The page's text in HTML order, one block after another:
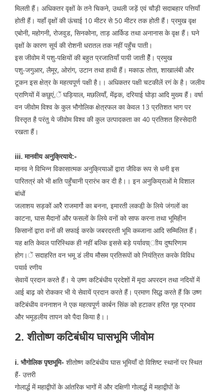
मिलती हैं। अधिकतर वृक्षों के तने चिकने, उथली जड़ें एवं चौड़ी सदाबहार पत्तियाँ
होती हैं। यहॉं वृक्षों की ऊंचाई 10 मीटर से 50 मीटर तक होती हैं। प्रमुख वृक्ष
एबोनी, महोगनी, रोजवुड, सिनकोना, ताड़ आर्किड तथा अनानास के वृक्ष हैं। घने
वृक्षों के कारण सूर्य की रोशनी धरातल तक नहीं पहुँच पाती।
इस जीवोम में पशु-पक्षियों की बहुत प्रजातियाँ पायी जाती हैें। प्रमुख
पशु-जगुआर, लैमूर, ओरांग, उटान तथा हाथी हैं। मकाऊ तोता, शाखालंबी और
टूकन इस क्षेत्र के महत्वपूर्ण पक्षी है।। अधिकतर पक्षी चटकीलें रगं के है। जलीय
प्राणियों में कछुएं,ें घड़ियाल, मछलियाँ, मेंंढ़क, दरियाई घोड़ा आदि मुख्य हैं। वर्षा
वन जीवोम विश्व के कुल भौगोलिक क्षेत्रफल का केवल 13 प्रतिशत भाग पर
विस्तृत है परंतु ये जीवोम विश्व की कुल उत्पादकता का 40 प्रतिशत हिस्सेदारी
रखता हैं।
iii. मानवीय अनुक्रियाये:-
मानव ने विभिन्न विकासात्मक अनुक्रियाओं द्वारा जैविक रूप से धनी इस
पारितत्रं को भी क्षति पहुँचानी प्रारंभ कर दी है।। इन अनुकिय्राओं मे विशाल
बांधों
जलाशय सड़कों आरेै राजमार्गो का बनना, इमारती लकडी़ के लिये जंगलों का
काटना, घास मैदानों और फसलों के लिये वनों को साफ करना तथा भूमिहीन
किसानों द्वारा वनों की सफाई करके जबरदस्ती भूमि कब्जाना आदि सम्मिलित हैं।
यह क्षति केवल पारिस्थिक ही नहीं बल्कि इससे बड़े पर्यावण्र्ाीय दुष्परिणाम
होग।ें सदाहरित वन भमू डं लीय मौसम प्रतिरूपों को नियंत्रित करके विविध
पयार्व रणीय
सेवायें प्रदान करते हैं। ये उष्ण कटिबंधीय प्रदेशों में मृदा अपरदन तथा नदियों में
आई बाढ़ को रोककर भी ये सेवायें प्रदान करते हैं। प्रमाण सिद्ध करते हैं कि उष्ण
कटिबंधीय वननाशन ने एक महत्वपूर्ण कार्बन सिंक को हटाकर हरित गृह प्रभाव
और भमूडलीय तापन को पैदा किया है।।
2. शीतोष्ण कटिबंधीय घासभूमि जीवोम
i. भौगोलिक पृष्ठभूमि- शीतोष्ण कटिबंधीय घास भूमियाँ दो विशिष्ट स्थानों पर स्थित
हैं- उत्तरी
गोलार्द्ध में महाद्वीपों के आंंतरिक भागों में और दक्षिणी गोलार्द्ध में महाद्वीपों के